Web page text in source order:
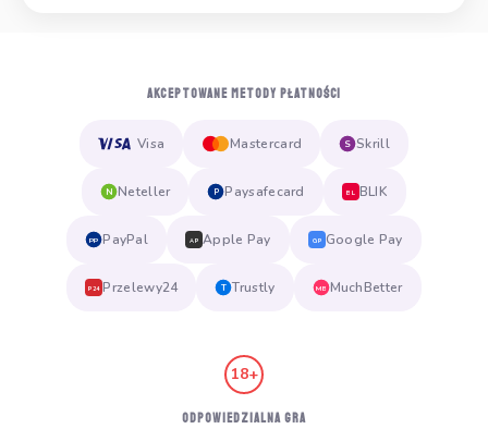
AKCEPTOWANE METODY PŁATNOŚCI
Visa Mastercard S Skrill
N Neteller P Paysafecard BL BLIK
PP PayPal AP Apple Pay GP Google Pay
P24 Przelewy24 T Trustly MB MuchBetter
18+
ODPOWIEDZIALNA GRA